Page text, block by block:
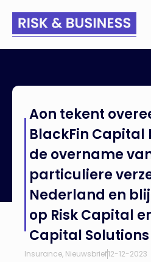
Capital Partners voor de
verzekeringen in Nederland en
en Human Capital Solutions in
Aon tekent
BlackFin Capital
de overname
particuliere
Nederland en
op Risk Capital
Capital
Insurance, Nieuwsbrief12-12-2023